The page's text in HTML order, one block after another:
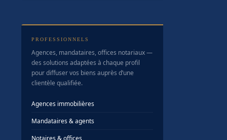
PROFESSIONNELS
Agences, mandataires, offices notariaux —
des solutions adaptées à chaque profil
pour diffuser vos biens auprès d’une
clientèle qualifiée.
Agences immobilières
Mandataires & agents
Notaires & offices